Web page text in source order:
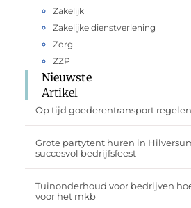
Zakelijk
Zakelijke dienstverlening
Zorg
ZZP
Nieuwste
Artikel
Op tijd goederentransport
Grote partytent huren in
succesvol bedrijfsfeest
Tuinonderhoud voor bedrijven
voor het mkb